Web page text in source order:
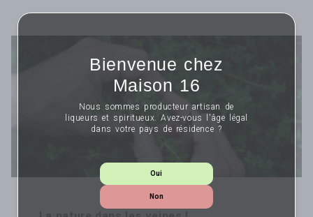
Bienvenue chez
Maison 16
Nous sommes producteur artisan de
liqueurs et spiritueux. Avez-vous l'âge légal
dans votre pays de résidence ?
Oui
Non